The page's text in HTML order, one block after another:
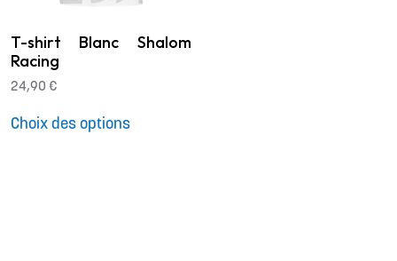
T-shirt Blanc Shalom
Racing
24,90 €
Choix des optionsproduit